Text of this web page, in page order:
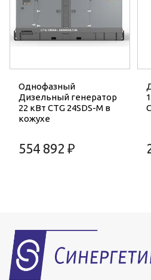
Однофазный
Дизельный генератор
22 кВт CTG 24SDS-M в
кожухе
554 892 ₽